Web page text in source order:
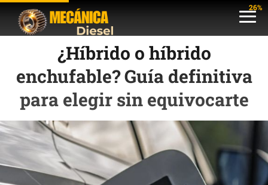
26%
¿Híbrido o híbrido
enchufable? Guía definitiva
para elegir sin equivocarte